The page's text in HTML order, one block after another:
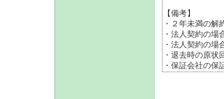
【備考】
・２年未満の解
・法人契約の場
・法人契約の
・退去時の原状
・保証会社の